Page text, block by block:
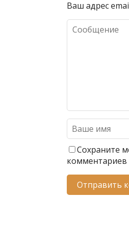
Ваш адрес
Сохраните
комментариев